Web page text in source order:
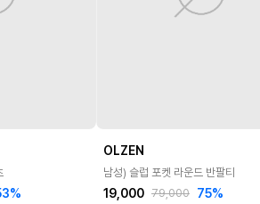
%
OLZEN
남성) 슬럽 포켓 라운드 반팔티
19,000 79,000 75%